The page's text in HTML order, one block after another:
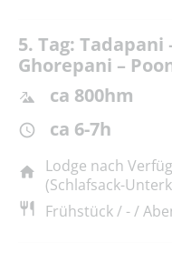
5. Tag: Tadapani
Ghorepani –
ca 800hm
ca 6-7h
Lodge nach
(Schlafsack-
Frühstück / - /